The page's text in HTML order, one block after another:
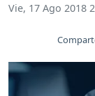
Vie, 17 Ago 2018